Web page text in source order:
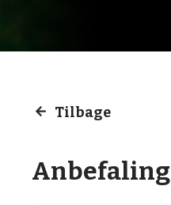
Tilbage
Anbefaling